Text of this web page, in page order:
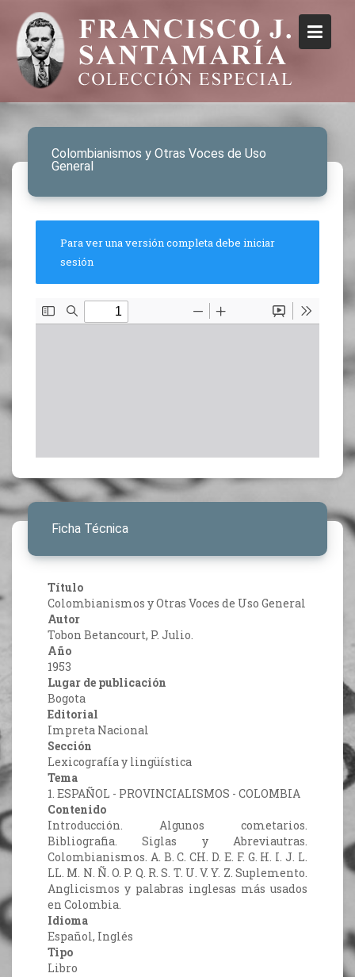
Colombianismos y Otras Voces de Uso
General
Para ver una versión completa debe iniciar
sesión
Ficha Técnica
Título
Colombianismos y Otras Voces de Uso General
Autor
Tobon Betancourt, P. Julio.
Año
1953
Lugar de publicación
Bogota
Editorial
Impreta Nacional
Sección
Lexicografía y lingüística
Tema
1. ESPAÑOL - PROVINCIALISMOS - COLOMBIA
Contenido
Introducción. Algunos cometarios.
Bibliografia. Siglas y Abreviautras.
Colombianismos. A. B. C. CH. D. E. F. G. H. I. J. L.
LL. M. N. Ñ. O. P. Q. R. S. T. U. V. Y. Z. Suplemento.
Anglicismos y palabras inglesas más usados
en Colombia.
Idioma
Español, Inglés
Tipo
Libro